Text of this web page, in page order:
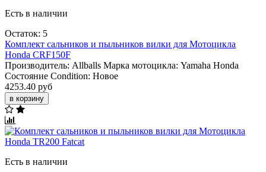
Есть в наличии
Остаток: 5
Комплект сальников и пыльников вилки для Мотоцикла
Honda CRF150F
Производитель: Allballs Марка мотоцикла: Yamaha Honda
Состояние Condition: Новое
4253.40 руб
в корзину
Есть в наличии